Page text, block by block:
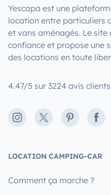
Yescapa est une
location entre particuliers
et vans aménagés. Le site
confiance et propose une
des locations en toute
4.47/5 sur 3224 avis
Instagram
X Pinterest
LOCATION CAMPING-CAR
Comment ça marche ?